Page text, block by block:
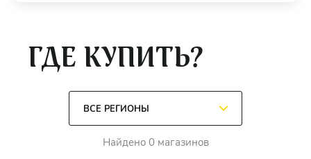
ГДЕ КУПИТЬ?
Найдено 0 магазинов